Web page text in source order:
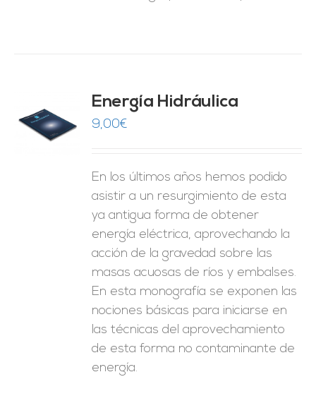
Energía Hidráulica
9,00€
En los últimos años hemos podido
asistir a un resurgimiento de esta
ya antigua forma de obtener
energía eléctrica, aprovechando la
acción de la gravedad sobre las
masas acuosas de ríos y embalses.
En esta monografía se exponen las
nociones básicas para iniciarse en
las técnicas del aprovechamiento
de esta forma no contaminante de
energía.